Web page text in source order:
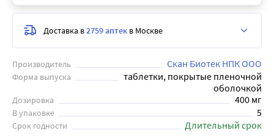
Производитель Скан Биотек НПК ООО
Форма выпуска
таблетки, покрытые пленочной
оболочкой
Дозировка 400 мг
В упаковке 5
Срок годности Длительный срок
Доставка в2759 аптек в Москве